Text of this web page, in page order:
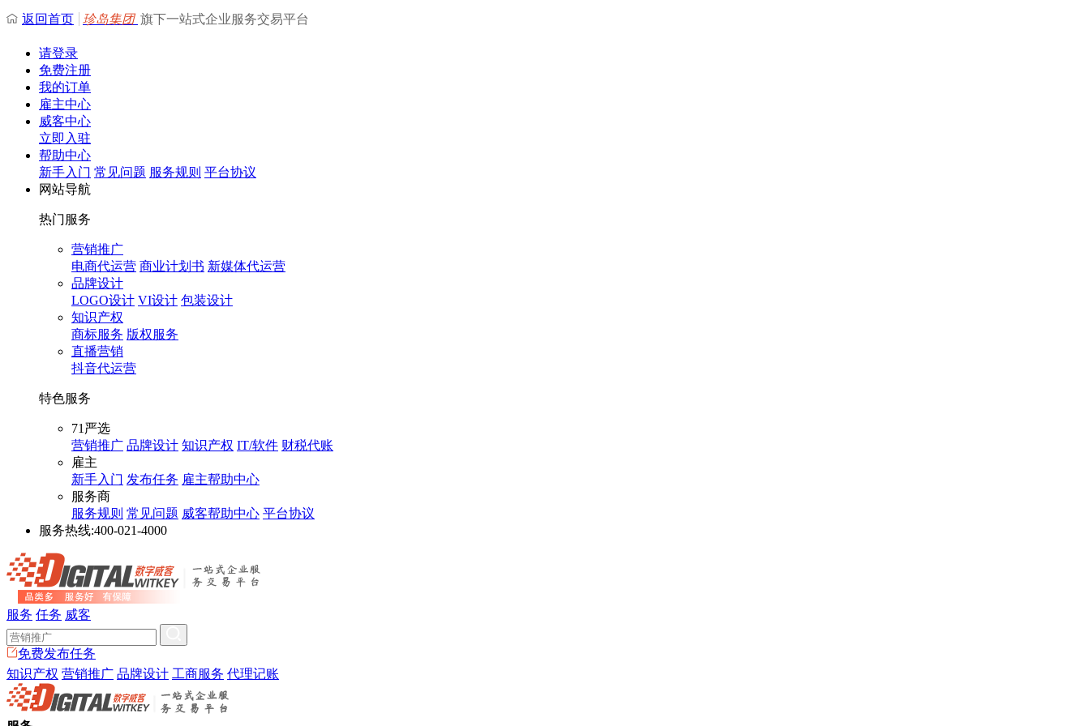
返回首页 珍岛集团 旗下一站式企业服务交易平台
请登录
免费注册
我的订单
雇主中心
威客中心
立即入驻
帮助中心
新手入门 常见问题 服务规则 平台协议
网站导航
热门服务
营销推广
电商代运营 商业计划书 新媒体代运营
品牌设计
LOGO设计 VI设计 包装设计
知识产权
商标服务 版权服务
直播营销
抖音代运营
特色服务
71严选
营销推广 品牌设计 知识产权 IT/软件 财税代账
雇主
新手入门 发布任务 雇主帮助中心
服务商
服务规则 常见问题 威客帮助中心 平台协议
服务热线:400-021-4000
服务 任务 威客
免费发布任务
知识产权 营销推广 品牌设计 工商服务 代理记账